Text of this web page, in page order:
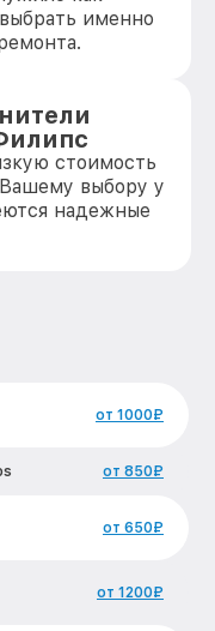
именно
стоимость
выбору у
надежные
от 1000₽
от 850₽
от 650₽
от 1200₽